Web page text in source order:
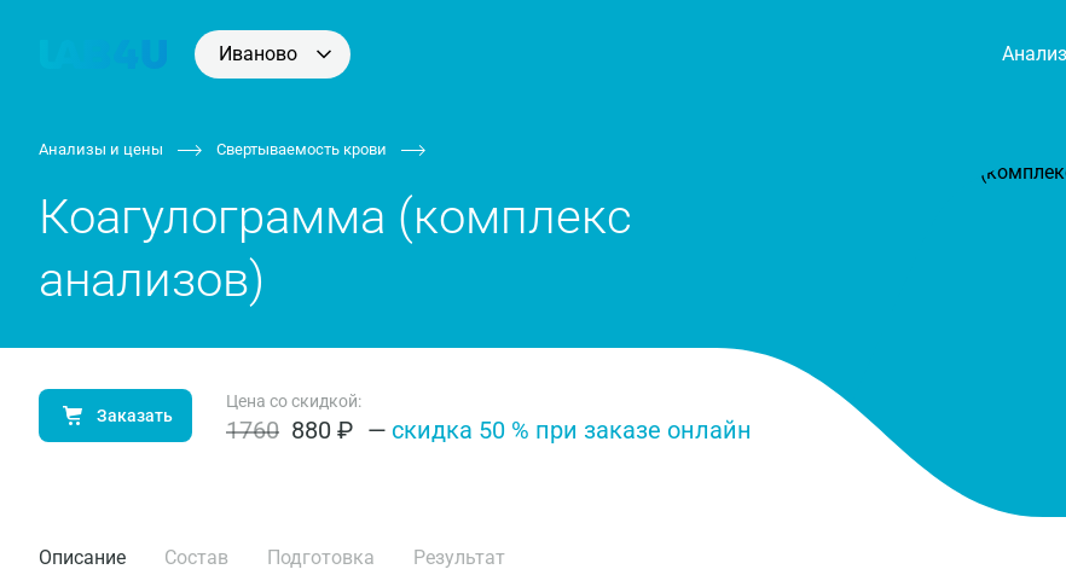
Иваново
Анализы и цены Свертываемость крови
Коагулограмма (комплекс
анализов)
Заказать
Цена со скидкой:
1760 880 ₽ — cкидка 50 % при заказе онлайн
Описание Состав Подготовка Результат